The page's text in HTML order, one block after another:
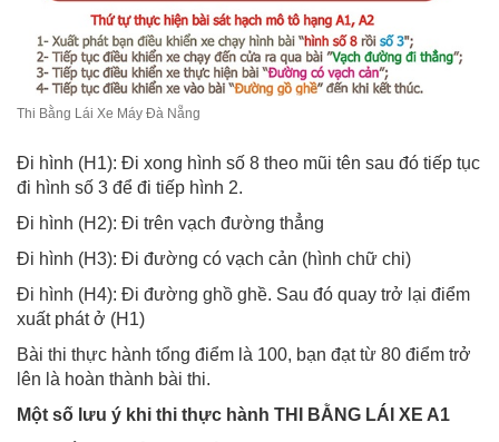
Thi Bằng Lái Xe Máy Đà Nẵng
Đi hình (H1): Đi xong hình số 8 theo mũi tên sau đó tiếp tục
đi hình số 3 để đi tiếp hình 2.
Đi hình (H2): Đi trên vạch đường thẳng
Đi hình (H3): Đi đường có vạch cản (hình chữ chi)
Đi hình (H4): Đi đường ghồ ghề. Sau đó quay trở lại điểm
xuất phát ở (H1)
Bài thi thực hành tổng điểm là 100, bạn đạt từ 80 điểm trở
lên là hoàn thành bài thi.
Một số lưu ý khi thi thực hành THI BẰNG LÁI XE A1